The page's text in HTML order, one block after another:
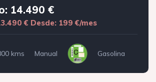
14.490 €
€ Desde: 199 €/mes
kms Manual Gasolina